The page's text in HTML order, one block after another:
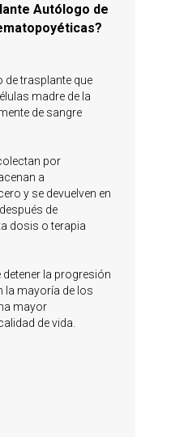
de trasplante que
madre de la
de sangre
por
a
y se devuelven en
de
dosis o terapia
detener la progresión
la mayoría de los
mayor
de vida.
Autólogo de